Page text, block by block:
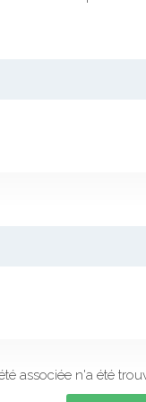
associée n'a été